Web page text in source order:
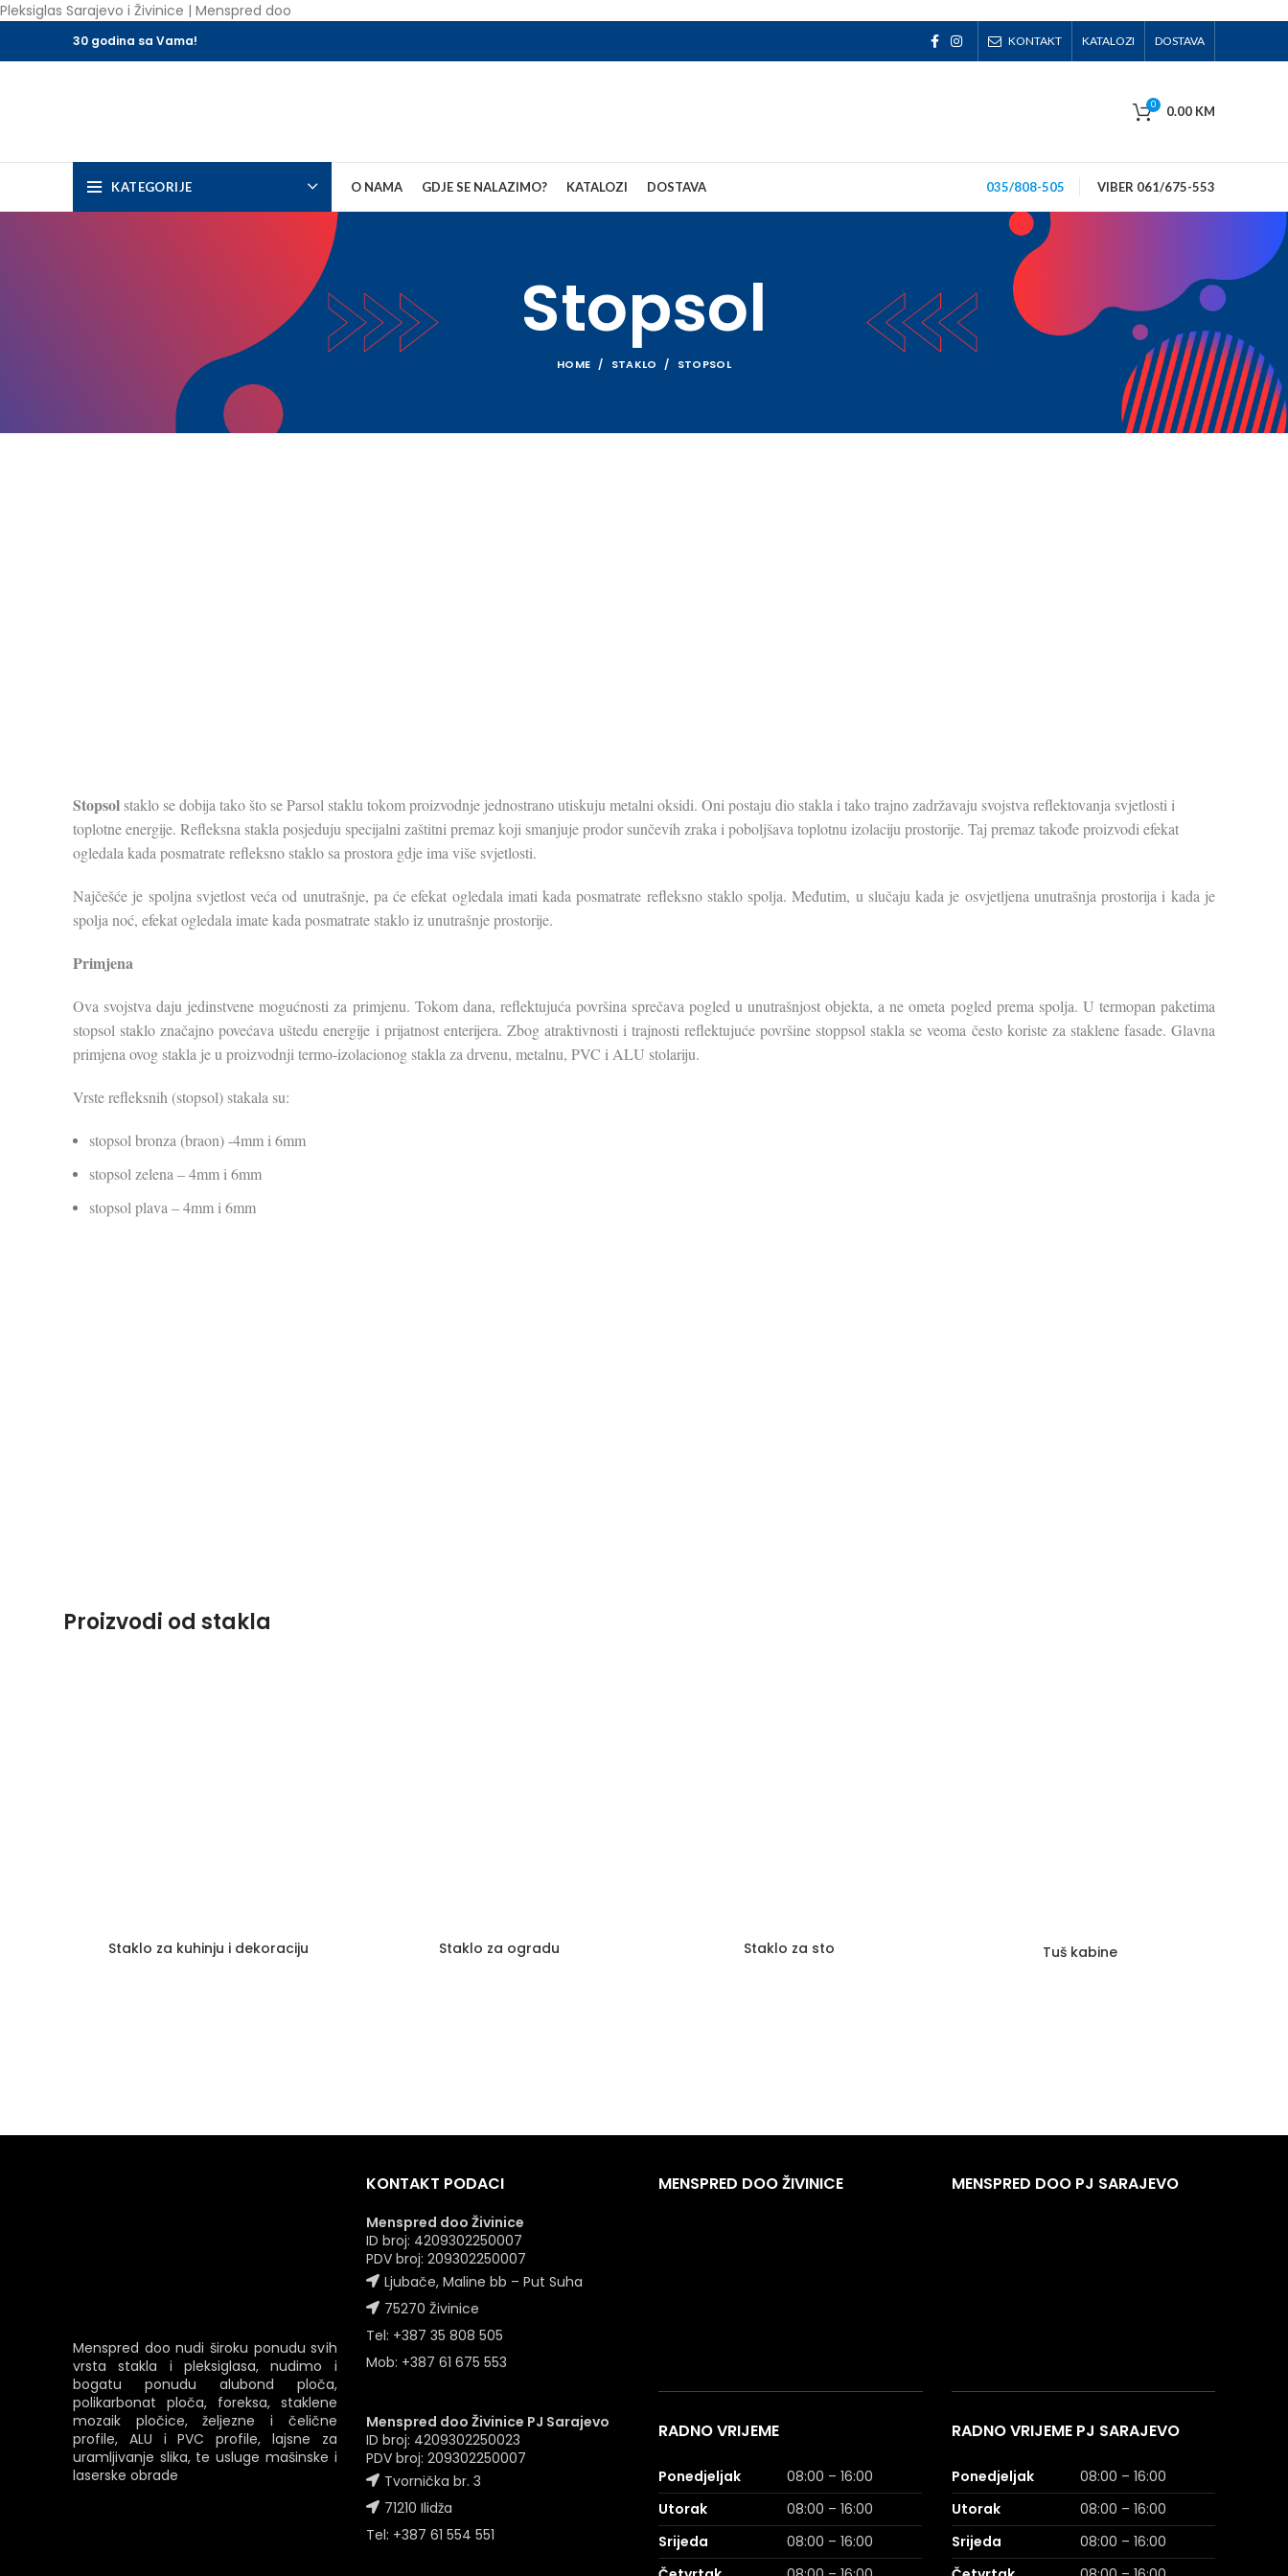
Pleksiglas Sarajevo i Živinice | Menspred doo
30 godina sa Vama! KONTAKT KATALOZI DOSTAVA
0 0.00 KM
KATEGORIJE O NAMA GDJE SE NALAZIMO? KATALOZI DOSTAVA 035/808-505 VIBER 061/675-553
Stopsol
HOME STAKLO STOPSOL
Stopsol staklo se dobija tako što se Parsol staklu tokom proizvodnje jednostrano utiskuju metalni oksidi. Oni postaju dio stakla i tako trajno zadržavaju svojstva reflektovanja svjetlosti i
toplotne energije. Refleksna stakla posjeduju specijalni zaštitni premaz koji smanjuje prodor sunčevih zraka i poboljšava toplotnu izolaciju prostorije. Taj premaz takođe proizvodi efekat
ogledala kada posmatrate refleksno staklo sa prostora gdje ima više svjetlosti.
Najčešće je spoljna svjetlost veća od unutrašnje, pa će efekat ogledala imati kada posmatrate refleksno staklo spolja. Međutim, u slučaju kada je osvjetljena unutrašnja prostorija i kada je
spolja noć, efekat ogledala imate kada posmatrate staklo iz unutrašnje prostorije.
Primjena
Ova svojstva daju jedinstvene mogućnosti za primjenu. Tokom dana, reflektujuća površina sprečava pogled u unutrašnjost objekta, a ne ometa pogled prema spolja. U termopan paketima
stopsol staklo značajno povećava uštedu energije i prijatnost enterijera. Zbog atraktivnosti i trajnosti reflektujuće površine stoppsol stakla se veoma često koriste za staklene fasade. Glavna
primjena ovog stakla je u proizvodnji termo-izolacionog stakla za drvenu, metalnu, PVC i ALU stolariju.
Vrste refleksnih (stopsol) stakala su:
stopsol bronza (braon) -4mm i 6mm
stopsol zelena – 4mm i 6mm
stopsol plava – 4mm i 6mm
Proizvodi od stakla
Staklo za kuhinju i dekoraciju Staklo za ogradu Staklo za sto Tuš kabine
Menspred doo nudi široku ponudu svih
vrsta stakla i pleksiglasa, nudimo i
bogatu ponudu alubond ploča,
polikarbonat ploča, foreksa, staklene
mozaik pločice, željezne i čelične
profile, ALU i PVC profile, lajsne za
uramljivanje slika, te usluge mašinske i
laserske obrade
KONTAKT PODACI
Menspred doo Živinice
ID broj: 4209302250007
PDV broj: 209302250007
Ljubače, Maline bb – Put Suha
75270 Živinice
Tel: +387 35 808 505
Mob: +387 61 675 553
Menspred doo Živinice PJ Sarajevo
ID broj: 4209302250023
PDV broj: 209302250007
Tvornička br. 3
71210 Ilidža
Tel: +387 61 554 551
MENSPRED DOO ŽIVINICE
RADNO VRIJEME
Ponedjeljak
08:00 – 16:00
Utorak
08:00 – 16:00
Srijeda
08:00 – 16:00
MENSPRED DOO PJ SARAJEVO
RADNO VRIJEME PJ SARAJEVO
Ponedjeljak
08:00 – 16:00
Utorak
08:00 – 16:00
Srijeda
08:00 – 16:00